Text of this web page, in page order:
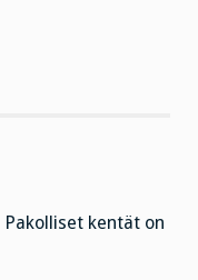
Pakolliset kentät on